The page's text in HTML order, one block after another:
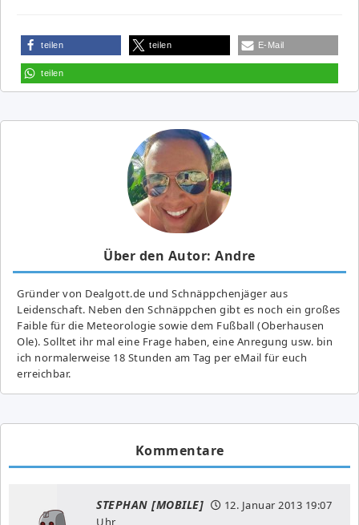
teilen teilen E-Mail
teilen
Über den Autor: Andre
Gründer von Dealgott.de und Schnäppchenjäger aus
Leidenschaft. Neben den Schnäppchen gibt es noch ein großes
Fai­ble für die Meteorologie sowie dem Fußball (Oberhausen
Ole). Solltet ihr mal eine Frage haben, eine Anregung usw. bin
ich normalerweise 18 Stunden am Tag per eMail für euch
erreichbar.
Kommentare
STEPHAN [MOBILE] 12. Januar 2013 19:07
Uhr